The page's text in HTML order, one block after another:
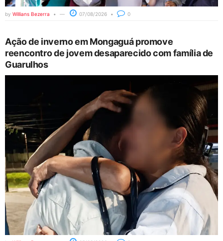
by Willians Bezerra 07/08/2026 0
Ação de inverno em Mongaguá promove
reencontro de jovem desaparecido com família de
Guarulhos